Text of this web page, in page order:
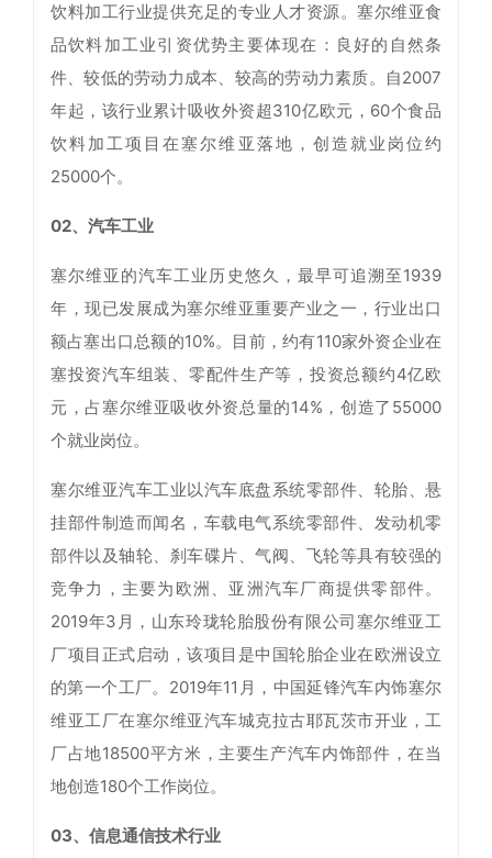
饮料加工行业提供充足的专业人才资源。塞尔维亚食
品饮料加工业引资优势主要体现在：良好的自然条
件、较低的劳动力成本、较高的劳动力素质。自2007
年起，该行业累计吸收外资超310亿欧元，60个食品
饮料加工项目在塞尔维亚落地，创造就业岗位约
25000个。
02、汽车工业
塞尔维亚的汽车工业历史悠久，最早可追溯至1939
年，现已发展成为塞尔维亚重要产业之一，行业出口
额占塞出口总额的10%。目前，约有110家外资企业在
塞投资汽车组装、零配件生产等，投资总额约4亿欧
元，占塞尔维亚吸收外资总量的14%，创造了55000
个就业岗位。
塞尔维亚汽车工业以汽车底盘系统零部件、轮胎、悬
挂部件制造而闻名，车载电气系统零部件、发动机零
部件以及轴轮、刹车碟片、气阀、飞轮等具有较强的
竞争力，主要为欧洲、亚洲汽车厂商提供零部件。
2019年3月，山东玲珑轮胎股份有限公司塞尔维亚工
厂项目正式启动，该项目是中国轮胎企业在欧洲设立
的第一个工厂。2019年11月，中国延锋汽车内饰塞尔
维亚工厂在塞尔维亚汽车城克拉古耶瓦茨市开业，工
厂占地18500平方米，主要生产汽车内饰部件，在当
地创造180个工作岗位。
03、信息通信技术行业